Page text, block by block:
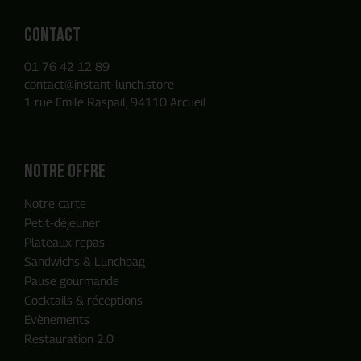
Contact
01 76 42 12 89
contact@instant-lunch.store
1 rue Emile Raspail, 94110 Arcueil
Notre offre
Notre carte
Petit-déjeuner
Plateaux repas
Sandwichs & Lunchbag
Pause gourmande
Cocktails & réceptions
Evènements
Restauration 2.0